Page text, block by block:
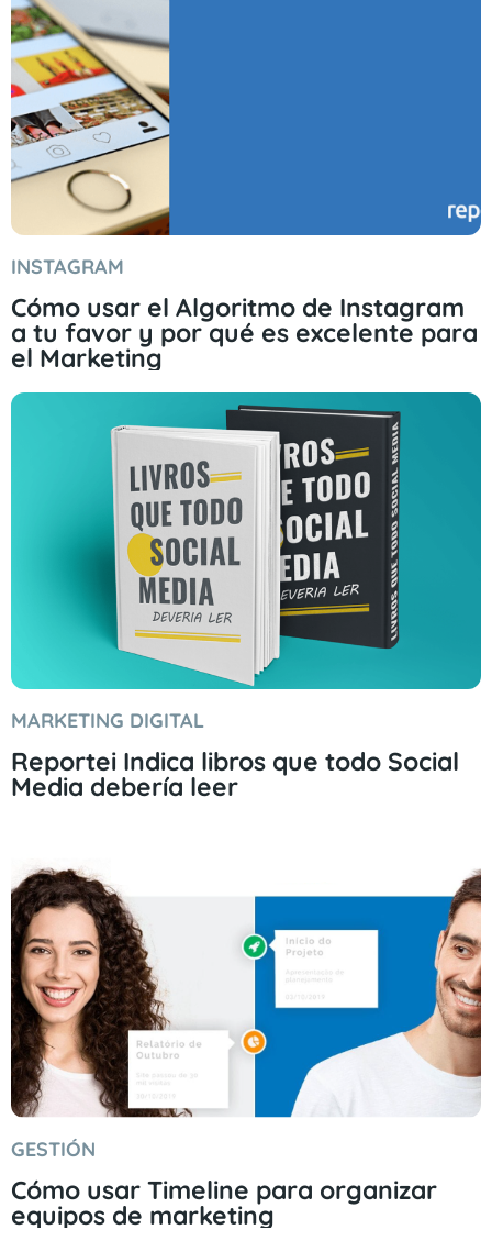
INSTAGRAM
Cómo usar el Algoritmo de Instagram
a tu favor y por qué es excelente para
el Marketing
MARKETING DIGITAL
Reportei Indica libros que todo Social
Media debería leer
GESTIÓN
Cómo usar Timeline para organizar
equipos de marketing